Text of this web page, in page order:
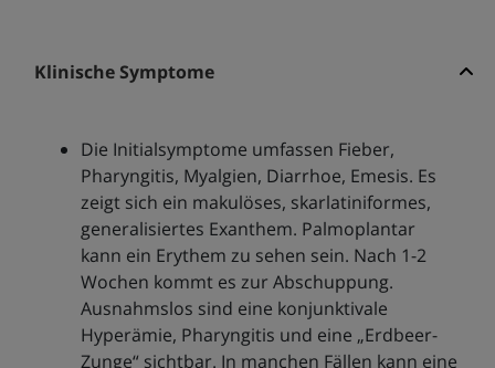
Klinische Symptome
Die Initialsymptome umfassen Fieber,
Pharyngitis, Myalgien, Diarrhoe, Emesis. Es
zeigt sich ein makulöses, skarlatiniformes,
generalisiertes Exanthem. Palmoplantar
kann ein Erythem zu sehen sein. Nach 1-2
Wochen kommt es zur Abschuppung.
Ausnahmslos sind eine konjunktivale
Hyperämie, Pharyngitis und eine „Erdbeer-
Zunge“ sichtbar. In manchen Fällen kann eine